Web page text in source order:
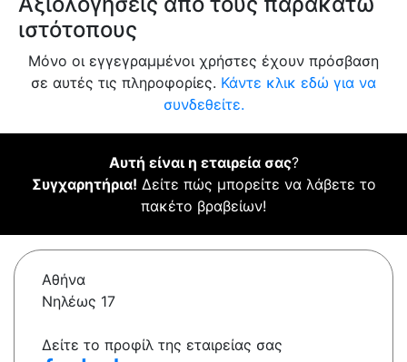
ιστότοπους
Μόνο οι εγγεγραμμένοι χρήστες έχουν πρόσβαση
σε αυτές τις πληροφορίες. Κάντε κλικ εδώ για να
συνδεθείτε.
Αυτή είναι η εταιρεία σας?
Συγχαρητήρια! Δείτε πώς μπορείτε να λάβετε το
πακέτο βραβείων!
Αθήνα
Νηλέως 17
Δείτε το προφίλ της εταιρείας σας